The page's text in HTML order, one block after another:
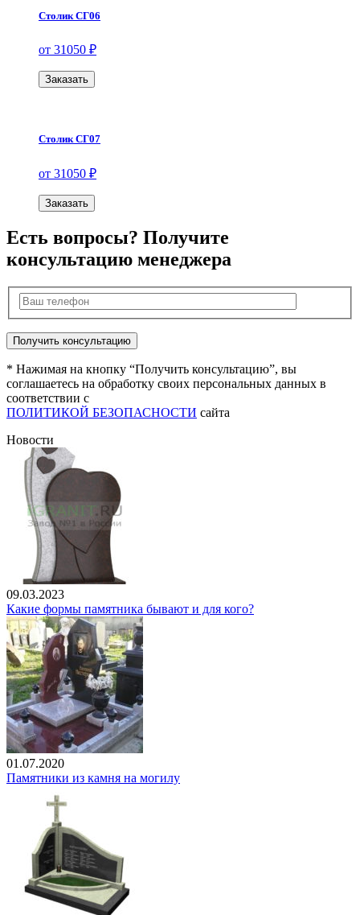
Столик СГ06
от 31050 ₽
Заказать
Столик СГ07
от 31050 ₽
Заказать
Есть вопросы? Получите
консультацию менеджера
* Нажимая на кнопку “Получить консультацию”, вы
соглашаетесь на обработку своих персональных данных в
соответствии с
ПОЛИТИКОЙ БЕЗОПАСНОСТИ сайта
Новости
09.03.2023
Какие формы памятника бывают и для кого?
01.07.2020
Памятники из камня на могилу